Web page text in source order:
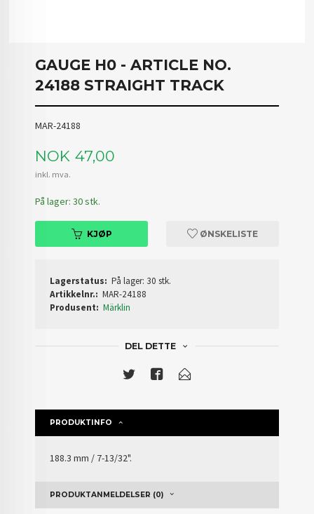
GAUGE H0 - ARTICLE NO.
24188 STRAIGHT TRACK
MAR-24188
Pris
NOK 47,00
inkl. mva.
På lager: 30 stk.
KJØP ØNSKELISTE
Lagerstatus: På lager: 30 stk.
Artikkelnr.: MAR-24188
Produsent: Märklin
DEL DETTE
PRODUKTINFO
188.3 mm / 7-13/32".
PRODUKTANMELDELSER (0)